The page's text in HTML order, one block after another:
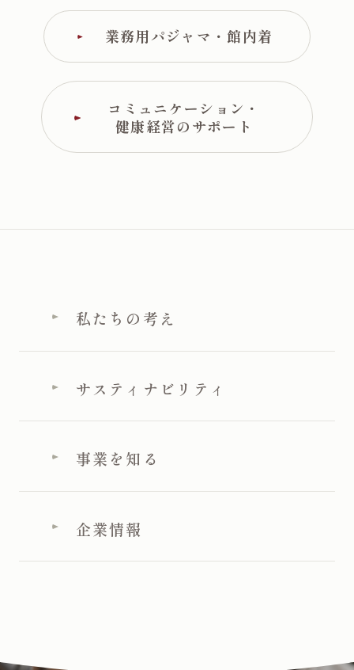
業務用パジャマ・館内着
コミュニケーション・
健康経営のサポート
私たちの考え
サスティナビリティ
事業を知る
企業情報